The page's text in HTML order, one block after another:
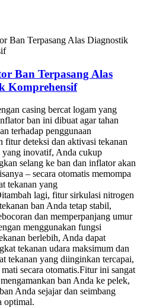
Ban Terpasang Alas
Komprehensif
casing bercat logam yang
ban ini dibuat agar tahan
terhadap penggunaan
fitur deteksi dan aktivasi tekanan
yang inovatif, Anda cukup
selang ke ban dan inflator akan
– secara otomatis memompa
tekanan yang
lagi, fitur sirkulasi nitrogen
ban Anda tetap stabil,
dan memperpanjang umur
menggunakan fungsi
berlebih, Anda dapat
tekanan udara maksimum dan
tekanan yang diinginkan tercapai,
secara otomatis.Fitur ini sangat
ban Anda ke pelek,
Anda sejajar dan seimbang
optimal.